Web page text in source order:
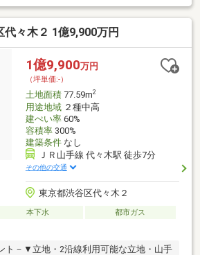
地区」内に位置し、将来にわたって良好
なポジションです 。敷地は約32坪のゆと
に面した間口は9m超と開放感に溢れてい
ませんので、大手ハウスメーカーや建築
に採り入れる理想の邸宅を追求いただけ
、森の静寂を掌中に収める。この地に相
グを、ここから始めてください
代々木２ 1億9,900万円
1億9,900万円
（坪単価:-）
土地面積77.59m2
用途地域２種中高
建ぺい率60%
容積率300%
建築条件なし
ＪＲ山手線 代々木駅 徒歩7分
その他の交通
東京都渋谷区代々木２
本下水
都市ガス
ト－▼立地・2沿線利用可能な立地・山手